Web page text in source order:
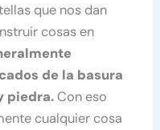
que nos dan
cosas en
de la basura
piedra.Con eso
cualquier cosa